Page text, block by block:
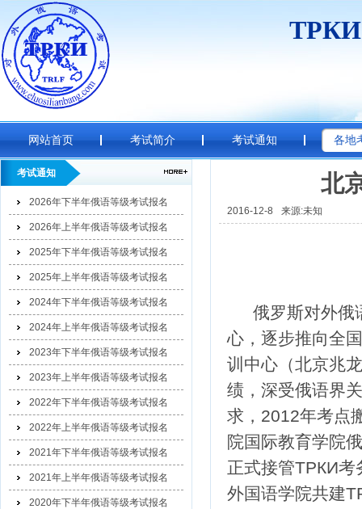
网站首页 考试简介 考试通知 各地
考试通知
2026年下半年俄语等级考试报名
2026年上半年俄语等级考试报名
2025年下半年俄语等级考试报名
2025年上半年俄语等级考试报名
2024年下半年俄语等级考试报名
2024年上半年俄语等级考试报名
2023年下半年俄语等级考试报名
2023年上半年俄语等级考试报名
2022年下半年俄语等级考试报名
2022年上半年俄语等级考试报名
2021年下半年俄语等级考试报名
2021年上半年俄语等级考试报名
2020年下半年俄语等级考试报名
北
2016-12-8 来源:未知
俄罗斯对外俄
心，逐步推向全
训中心（北京兆
绩，深受俄语界
求，2012年考点
院国际教育学院
正式接管ТРКИ考
外国语学院共建